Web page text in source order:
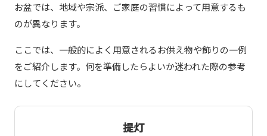
お盆では、地域や宗派、ご家庭の習慣によって用意するも
のが異なります。
ここでは、一般的によく用意されるお供え物や飾りの一例
をご紹介します。何を準備したらよいか迷われた際の参考
にしてください。
提灯